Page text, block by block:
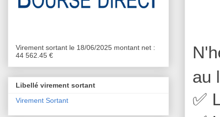
au
✅
Virement sortant le 18/06/2025 montant net :
44 562.45 €
Libellé virement sortant
Virement Sortant